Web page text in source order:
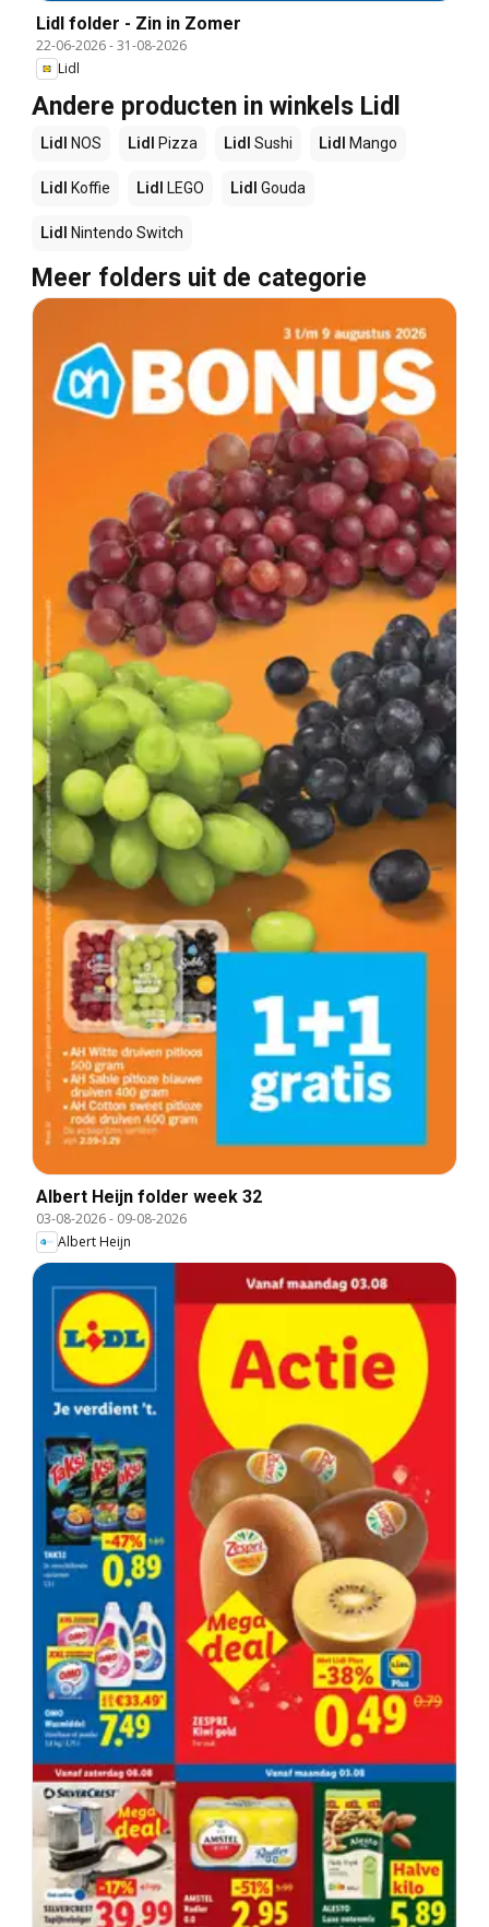
Lidl folder - Zin in Zomer
22-06-2026-31-08-2026
Lidl
Andere producten in winkels Lidl
Lidl NOS Lidl Pizza Lidl Sushi Lidl Mango
Lidl Koffie Lidl LEGO Lidl Gouda
Lidl Nintendo Switch
Meer folders uit de categorie
Albert Heijn folder week 32
03-08-2026- 09-08-2026
Albert Heijn